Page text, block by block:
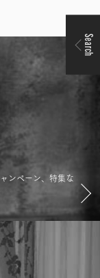
Search
ンペーン、特集な